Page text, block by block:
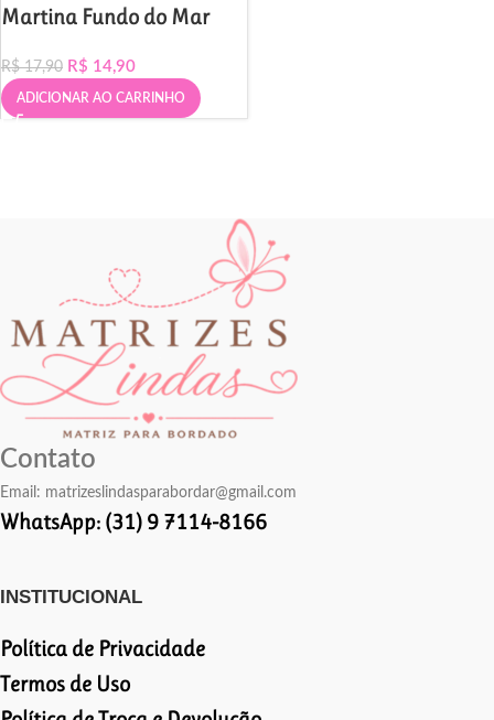
Martina Fundo do Mar
R$17,90 R$ 14,90
ADICIONAR AO CARRINHO
Contato
Email: matrizeslindasparabordar@gmail.com
WhatsApp: (31) 9 7114-8166
INSTITUCIONAL
Política de Privacidade
Termos de Uso